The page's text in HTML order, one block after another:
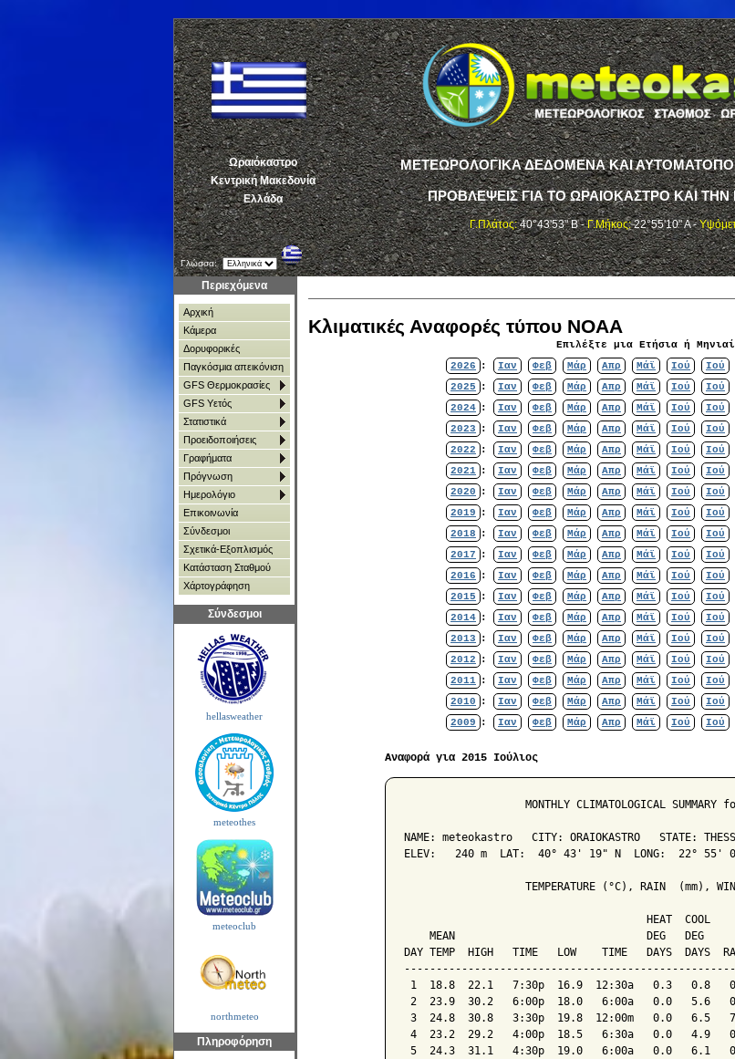
Ωραιόκαστρο
Κεντρική Μακεδονία
Ελλάδα
ΜΕΤΕΩΡΟΛΟΓΙΚΑ ΔΕΔΟΜΕΝΑ ΚΑΙ
ΠΡΟΒΛΕΨΕΙΣ ΓΙΑ ΤΟ ΩΡΑΙΟΚΑΣΤΡΟ ΚΑΙ ΤΗΝ
Γ.Πλάτος:40°43'53" Β - Γ.Μήκος:22°55'10" Α -
Γλώσσα:
Περιεχόμενα
Αρχική
Κάμερα
Δορυφορικές
Παγκόσμια απεικόνιση
GFS Θερμοκρασίες
GFS Υετός
Στατιστικά
Προειδοποιήσεις
Γραφήματα
Πρόγνωση
Ημερολόγιο
Επικοινωνία
Σύνδεσμοι
Σχετικά-Εξοπλισμός
Κατάσταση Σταθμού
Χάρτoγράφηση
Σύνδεσμοι
hellasweather
meteothes
meteoclub
northmeteo
Πληροφόρηση
Κλιματικές Αναφορές τύπου NOAA
Επιλέξτε μια Ετήσια ή
2026
: Ιαν Φεβ Μάρ Απρ Μάϊ Ιού Ιού
2025
: Ιαν Φεβ Μάρ Απρ Μάϊ Ιού Ιού
2024 : Ιαν Φεβ Μάρ Απρ Μάϊ Ιού Ιού
2023
: Ιαν Φεβ Μάρ Απρ Μάϊ Ιού Ιού
2022
: Ιαν Φεβ Μάρ Απρ Μάϊ Ιού Ιού
2021 : Ιαν Φεβ Μάρ Απρ Μάϊ Ιού Ιού
2020
: Ιαν Φεβ Μάρ Απρ Μάϊ Ιού Ιού
2019
: Ιαν Φεβ Μάρ Απρ Μάϊ Ιού Ιού
2018
: Ιαν Φεβ Μάρ Απρ Μάϊ Ιού Ιού
2017
: Ιαν Φεβ Μάρ Απρ Μάϊ Ιού Ιού
2016
: Ιαν Φεβ Μάρ Απρ Μάϊ Ιού Ιού
2015
: Ιαν Φεβ Μάρ Απρ Μάϊ Ιού Ιού
2014 : Ιαν Φεβ Μάρ Απρ Μάϊ Ιού Ιού
2013
: Ιαν Φεβ Μάρ Απρ Μάϊ Ιού Ιού
2012
: Ιαν Φεβ Μάρ Απρ Μάϊ Ιού Ιού
2011 : Ιαν Φεβ Μάρ Απρ Μάϊ Ιού Ιού
2010
: Ιαν Φεβ Μάρ Απρ Μάϊ Ιού Ιού
2009
: Ιαν Φεβ Μάρ Απρ Μάϊ Ιού Ιού
Αναφορά για 2015 Ιούλιος
MONTHLY CLIMATOLOGICAL SUMMARY
NAME: meteokastro   CITY: ORAIOKASTRO   STATE:
ELEV:   240 m  LAT:  40° 43' 19" N  LONG:  22° 55'
TEMPERATURE (°C), RAIN  (mm),
HEAT  COOL
MEAN                              DEG   DEG
DAY TEMP  HIGH   TIME   LOW    TIME   DAYS  DAYS
1  18.8  22.1   7:30p  16.9  12:30a   0.3   0.8
2  23.9  30.2   6:00p  18.0   6:00a   0.0   5.6
3  24.8  30.8   3:30p  19.8  12:00m   0.0   6.5
4  23.2  29.2   4:00p  18.5   6:30a   0.0   4.9
5  24.3  31.1   4:30p  19.0   6:00a   0.0   6.1